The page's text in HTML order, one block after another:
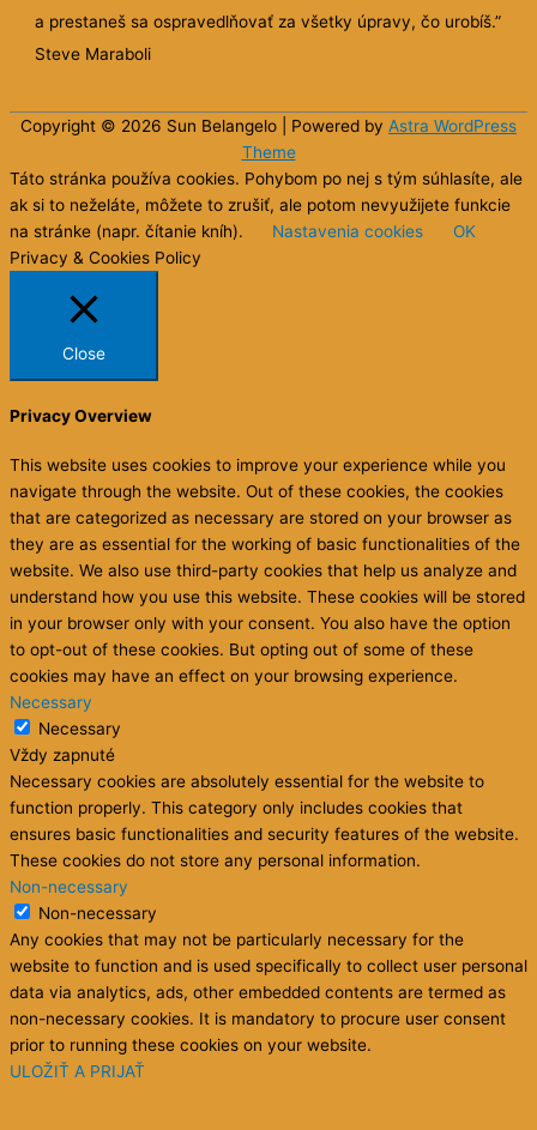
a prestaneš sa ospravedlňovať za všetky úpravy, čo urobíš.”
Steve Maraboli
Copyright © 2026 Sun Belangelo | Powered by Astra WordPress
Theme
Táto stránka používa cookies. Pohybom po nej s tým súhlasíte, ale
ak si to neželáte, môžete to zrušiť, ale potom nevyužijete funkcie
na stránke (napr. čítanie kníh).
Nastavenia cookies
OK
Privacy & Cookies Policy
Close
Privacy Overview
This website uses cookies to improve your experience while you
navigate through the website. Out of these cookies, the cookies
that are categorized as necessary are stored on your browser as
they are as essential for the working of basic functionalities of the
website. We also use third-party cookies that help us analyze and
understand how you use this website. These cookies will be stored
in your browser only with your consent. You also have the option
to opt-out of these cookies. But opting out of some of these
cookies may have an effect on your browsing experience.
Necessary
Necessary
Vždy zapnuté
Necessary cookies are absolutely essential for the website to
function properly. This category only includes cookies that
ensures basic functionalities and security features of the website.
These cookies do not store any personal information.
Non-necessary
Non-necessary
Any cookies that may not be particularly necessary for the
website to function and is used specifically to collect user personal
data via analytics, ads, other embedded contents are termed as
non-necessary cookies. It is mandatory to procure user consent
prior to running these cookies on your website.
ULOŽIŤ A PRIJAŤ